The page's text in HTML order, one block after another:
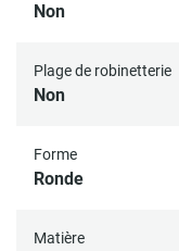
Non
Plage de robinetterie
Non
Forme
Ronde
Matière